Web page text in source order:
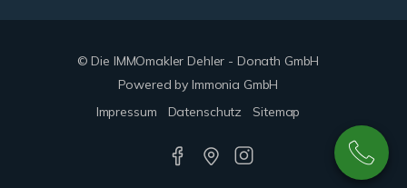
© Die IMMOmakler Dehler - Donath GmbH
Powered by Immonia GmbH
Impressum
Datenschutz Sitemap